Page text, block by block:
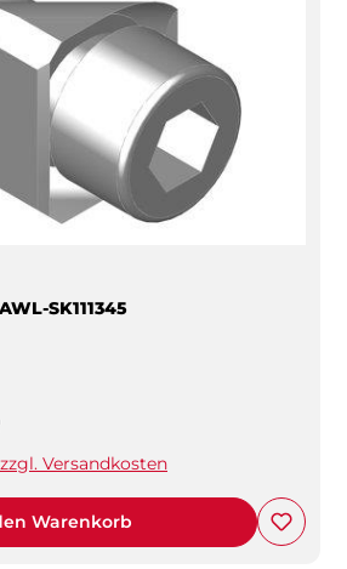
SK111345
Versandkosten
Warenkorb